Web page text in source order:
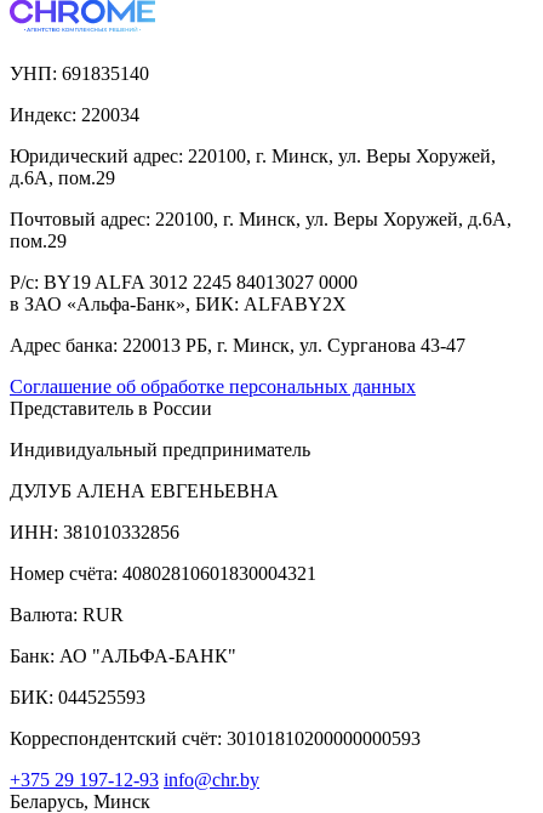
УНП: 691835140
Индекс: 220034
Юридический адрес: 220100, г. Минск, ул. Веры Хоружей,
д.6А, пом.29
Почтовый адрес: 220100, г. Минск, ул. Веры Хоружей, д.6А,
пом.29
Р/с: BY19 ALFA 3012 2245 84013027 0000
в ЗАО «Альфа-Банк», БИК: ALFABY2X
Адрес банка: 220013 РБ, г. Минск, ул. Сурганова 43-47
Соглашение об обработке персональных данных
Представитель в России
Индивидуальный предприниматель
ДУЛУБ АЛЕНА ЕВГЕНЬЕВНА
ИНН: 381010332856
Номер счёта: 40802810601830004321
Валюта: RUR
Банк: АО "АЛЬФА-БАНК"
БИК: 044525593
Корреспондентский счёт: 30101810200000000593
+375 29 197-12-93 info@chr.by
Беларусь, Минск